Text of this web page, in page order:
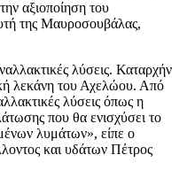
αξιοποίηση του
της Μαυροσουβάλας,
λύσεις. Καταρχήν
λεκάνη του Αχελώου. Από
λύσεις όπως η
που θα ενισχύσει το
λυμάτων», είπε ο
και υδάτων Πέτρος